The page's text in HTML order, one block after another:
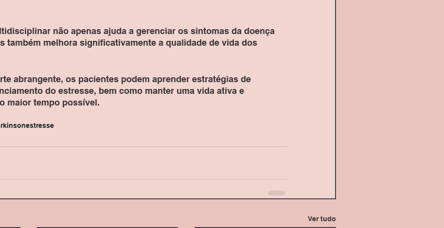
não apenas ajuda a gerenciar os sintomas da doença
também melhora significativamente a qualidade de vida dos
abrangente, os pacientes podem aprender estratégias de
do estresse, bem como manter uma vida ativa e
maior tempo possível.
estresse
Ver tudo